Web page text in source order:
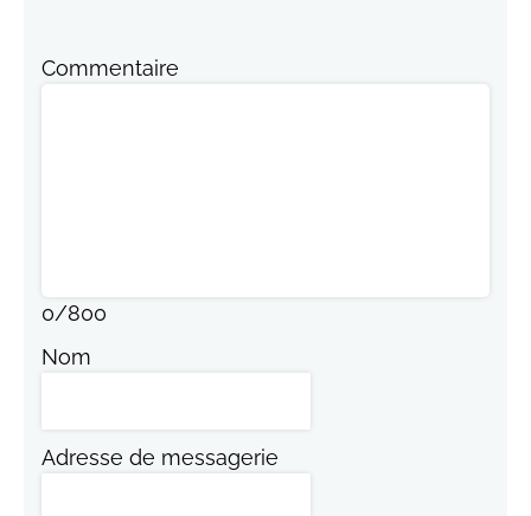
Commentaire
0/800
Nom
Adresse de messagerie